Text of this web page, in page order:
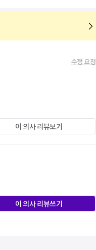
수정 요청
이 의사 리뷰보기
이 의사 리뷰쓰기